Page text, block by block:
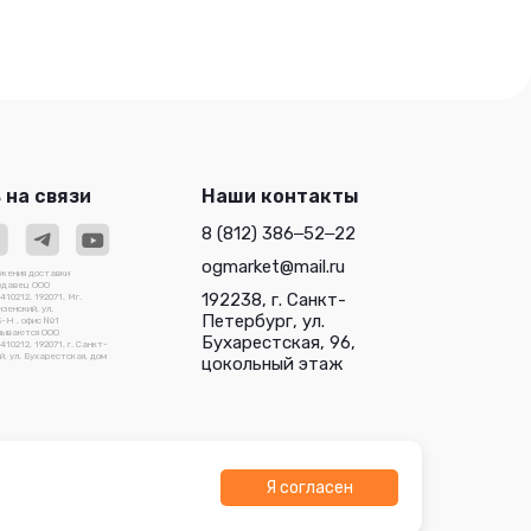
связи
доставки
ООО
192071, Мг.
ул.
Н , офис №1
ООО
192071, г. Санкт-
ул. Бухарестская, дом
Наши контакты
8 (812) 386‒52‒22
ogmarket@mail.ru
192238, г. Санкт-
Петербург, ул.
Бухарестская, 96,
цокольный этаж
Разработано вЯ согласен